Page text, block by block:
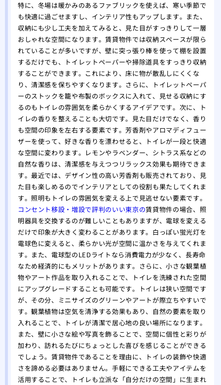
特に、冬場は暖かみのあるファブリックを使えば、寒い季節で
も快適に過ごせますし、インテリア性もアップします。また、
収納にも少し工夫を加えてみると、見た目がすっきりして一層
おしゃれな空間になります。賃貸物件では収納スペースが限ら
れていることが多いですが、壁に突っ張り棒を使って棚を設置
するだけでも、トイレットペーパーや掃除道具をすっきり収納
することができます。これにより、床に物が散乱しにくくな
り、清潔感を保ちやすくなります。さらに、トイレットペーパ
ーのストックを籠や布製のボックスに入れて、見せる収納にす
るのもトイレの雰囲気を柔らかくするアイデアです。次に、ト
イレの香りを整えることも大切です。見た目だけでなく、香り
も空間の印象を左右する要素です。芳香剤やアロマディフュー
ザーを使って、好きな香りを漂わせると、トイレが一段と快適
な空間に変わります。レモンやラベンダー、シトラス系などの
自然な香りは、清潔感を与えつつリラックス効果も期待できま
す。最近では、デザイン性の高い芳香剤も販売されており、見
た目も楽しめるのでインテリアとしての役割も果たしてくれま
す。照明もトイレの雰囲気を変える上で見逃せない要素です。
コンセント移設・増設で評判のいい東京の賃貸物件の場合、照
明器具を交換するのが難しいこともありますが、電球を変える
だけで印象が大きく変わることがあります。白っぽい蛍光灯を
電球色に変えると、柔らかい光が空間に温かさを与えてくれま
す。また、電球型のLEDライトなら消費電力が少なく、長寿命
なため経済的にもメリットがあります。さらに、小さな観葉植
物やアート作品を取り入れることで、トイレを洗練された空間
にアップグレードすることも可能です。トイレは狭い空間です
が、その分、ミニサイズのグリーンやアートが際立ちやすいで
す。観葉植物は空気を清浄する効果もあり、自然の要素を取り
入れることで、トイレが清潔で居心地の良い場所になります。
また、壁に小さな絵や写真を飾ることで、空間に個性と彩りが
加わり、訪れるたびにちょっとした喜びを感じることができる
でしょう。賃貸物件であることを理由に、トイレの装飾や快適
さを諦める必要はありません。手軽にできる工夫やアイテムを
活用することで、トイレも立派な「自分だけの空間」に生まれ